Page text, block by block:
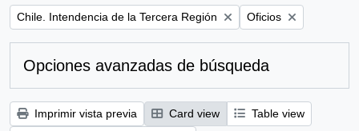
Remove filter:
Chile. Intendencia de la Tercera Región Remove filter:
Oficios
Opciones avanzadas de búsqueda
Imprimir vista previa Card view
Table view